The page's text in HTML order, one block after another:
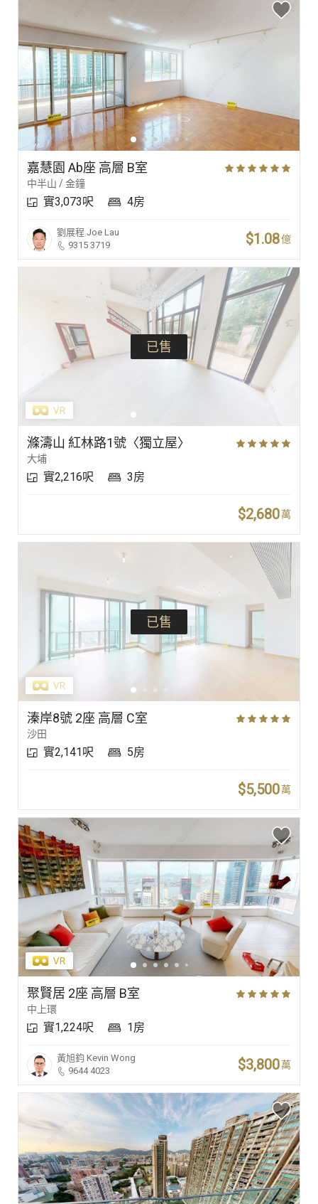
嘉慧園 Ab座 高層 B室
中半山 / 金鐘
實3,073呎 4房
劉展程 Joe Lau
9315 3719
$1.08億
已售
滌濤山 紅林路1號〈獨立屋〉
大埔
實2,216呎 3房
$2,680萬
已售
溱岸8號 2座 高層 C室
沙田
實2,141呎 5房
$5,500萬
聚賢居 2座 高層 B室
中上環
實1,224呎 1房
黃旭鈞 Kevin Wong
9644 4023
$3,800萬